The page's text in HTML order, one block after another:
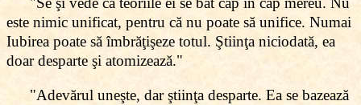
este nimic unificat, pentru că nu poate să unifice. Numai
Iubirea poate să îmbrăţişeze totul. Ştiinţa niciodată, ea
doar desparte şi atomizează."
"Adevărul uneşte, dar ştiinţa desparte. Ea se bazează